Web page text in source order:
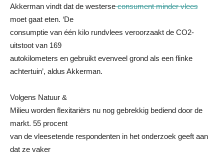
Akkerman vindt dat de westerseconsument minder vlees
moet gaat eten. ‘De
consumptie van één kilo rundvlees veroorzaakt de CO2-
uitstoot van 169
autokilometers en gebruikt evenveel grond als een flinke
achtertuin’, aldus Akkerman.
Volgens Natuur &
Milieu worden flexitariërs nu nog gebrekkig bediend door de
markt. 55 procent
van de vleesetende respondenten in het onderzoek geeft aan
dat ze vaker